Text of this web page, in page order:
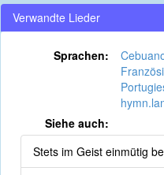
Verwandte Lieder
Sprachen:
Siehe auch:
Stets im Geist einmütig